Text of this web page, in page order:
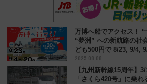
万博へ船でアクセス！
“夢洲” への新航路の社
ども500円で 8/23, 9/4,
2025.08.08
【九州新幹線15周年】
「さくら420号」に乗